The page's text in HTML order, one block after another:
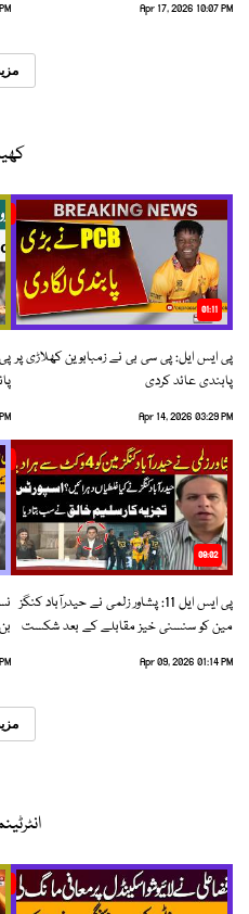
Apr 17, 2026 10:07 PM
01:11
پی ایس ایل: پی سی بی نے زمبابوین کھلاڑی پر
پابندی عائد کردی
Apr 14, 2026 03:29 PM
09:02
پی ایس ایل 11: پشاور زلمی نے حیدرآباد کنگز
مین کو سنسنی خیز مقابلے کے بعد شکست
Apr 09, 2026 01:14 PM